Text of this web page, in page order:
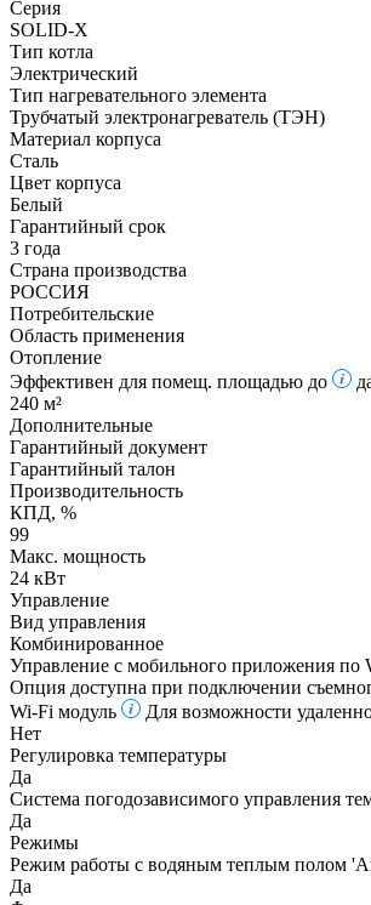
Серия
SOLID-X
Тип котла
Электрический
Тип нагревательного элемента
Трубчатый электронагреватель (ТЭН)
Материал корпуса
Сталь
Цвет корпуса
Белый
Гарантийный срок
3 года
Страна производства
РОССИЯ
Потребительские
Область применения
Отопление
Эффективен для помещ. площадью до
240 м²
Дополнительные
Гарантийный документ
Гарантийный талон
Производительность
КПД, %
99
Макс. мощность
24 кВт
Управление
Вид управления
Комбинированное
Управление c мобильного приложения по
Опция доступна при подключении
Wi-Fi модуль
Для возможности
Нет
Регулировка температуры
Да
Система погодозависимого управления
Да
Режимы
Режим работы с водяным теплым полом
Да